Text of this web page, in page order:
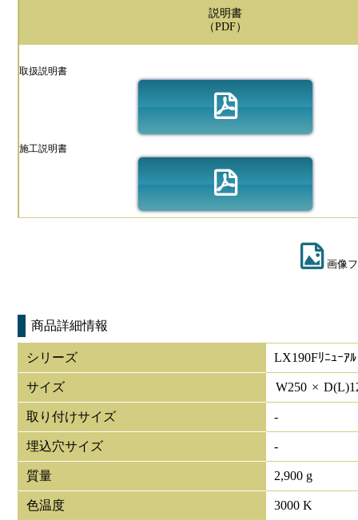
説明書
（PDF）
取扱説明書
施工説明書
画像
商品詳細情報
シリーズ LX190Fﾘﾆｭｰｱﾙ
サイズ W250 × D(L)
取り付けサイズ -
埋込穴サイズ -
質量 2,900 g
色温度 3000 K